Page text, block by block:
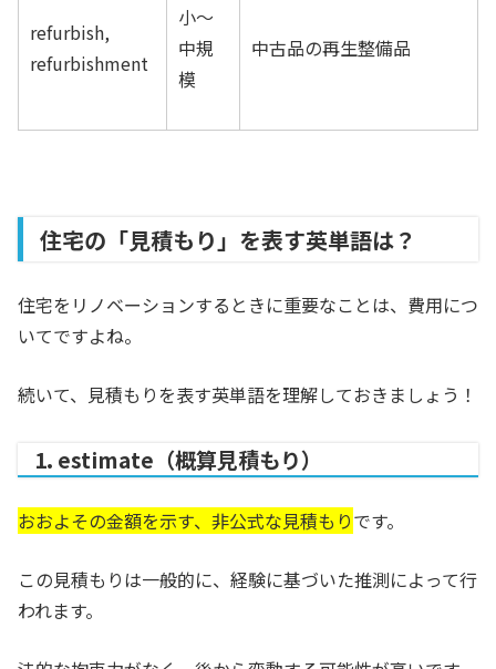
refurbish,
refurbishment
小〜
中規
模
中古品の再生整備品
住宅の「見積もり」を表す英単語は？
住宅をリノベーションするときに重要なことは、費用につ
いてですよね。
続いて、見積もりを表す英単語を理解しておきましょう！
1. estimate（概算見積もり）
おおよその金額を示す、非公式な見積もりです。
この見積もりは一般的に、経験に基づいた推測によって行
われます。